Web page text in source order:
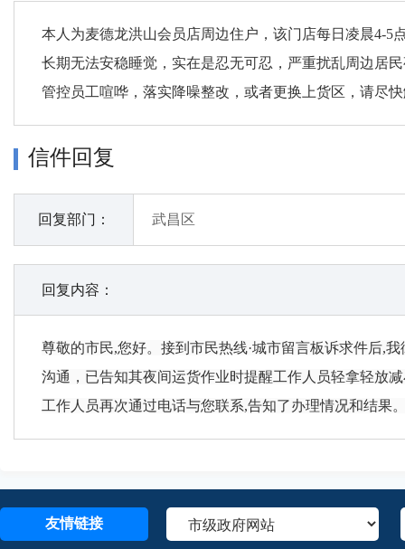
本人为麦德龙洪山会员店周边住户，该门店每日凌晨4-
长期无法安稳睡觉，实在是忍无可忍，严重扰乱周边居
管控员工喧哗，落实降噪整改，或者更换上货区，请尽
信件回复
回复部门： 武昌区
回复内容：
尊敬的市民,您好。接到市民热线·城市留言板诉求件后,
沟通，已告知其夜间运货作业时提醒工作人员轻拿轻放
工作人员再次通过电话与您联系,告知了办理情况和结果
友情链接